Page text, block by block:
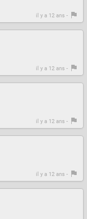
il y a 12 ans -
il y a 12 ans -
il y a 12 ans -
il y a 12 ans -